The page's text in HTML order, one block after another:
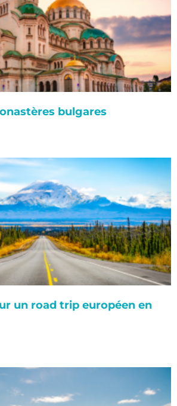
bulgares
un road trip européen en